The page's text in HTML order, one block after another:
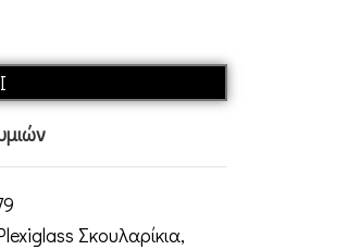
Σκουλαρίκια,